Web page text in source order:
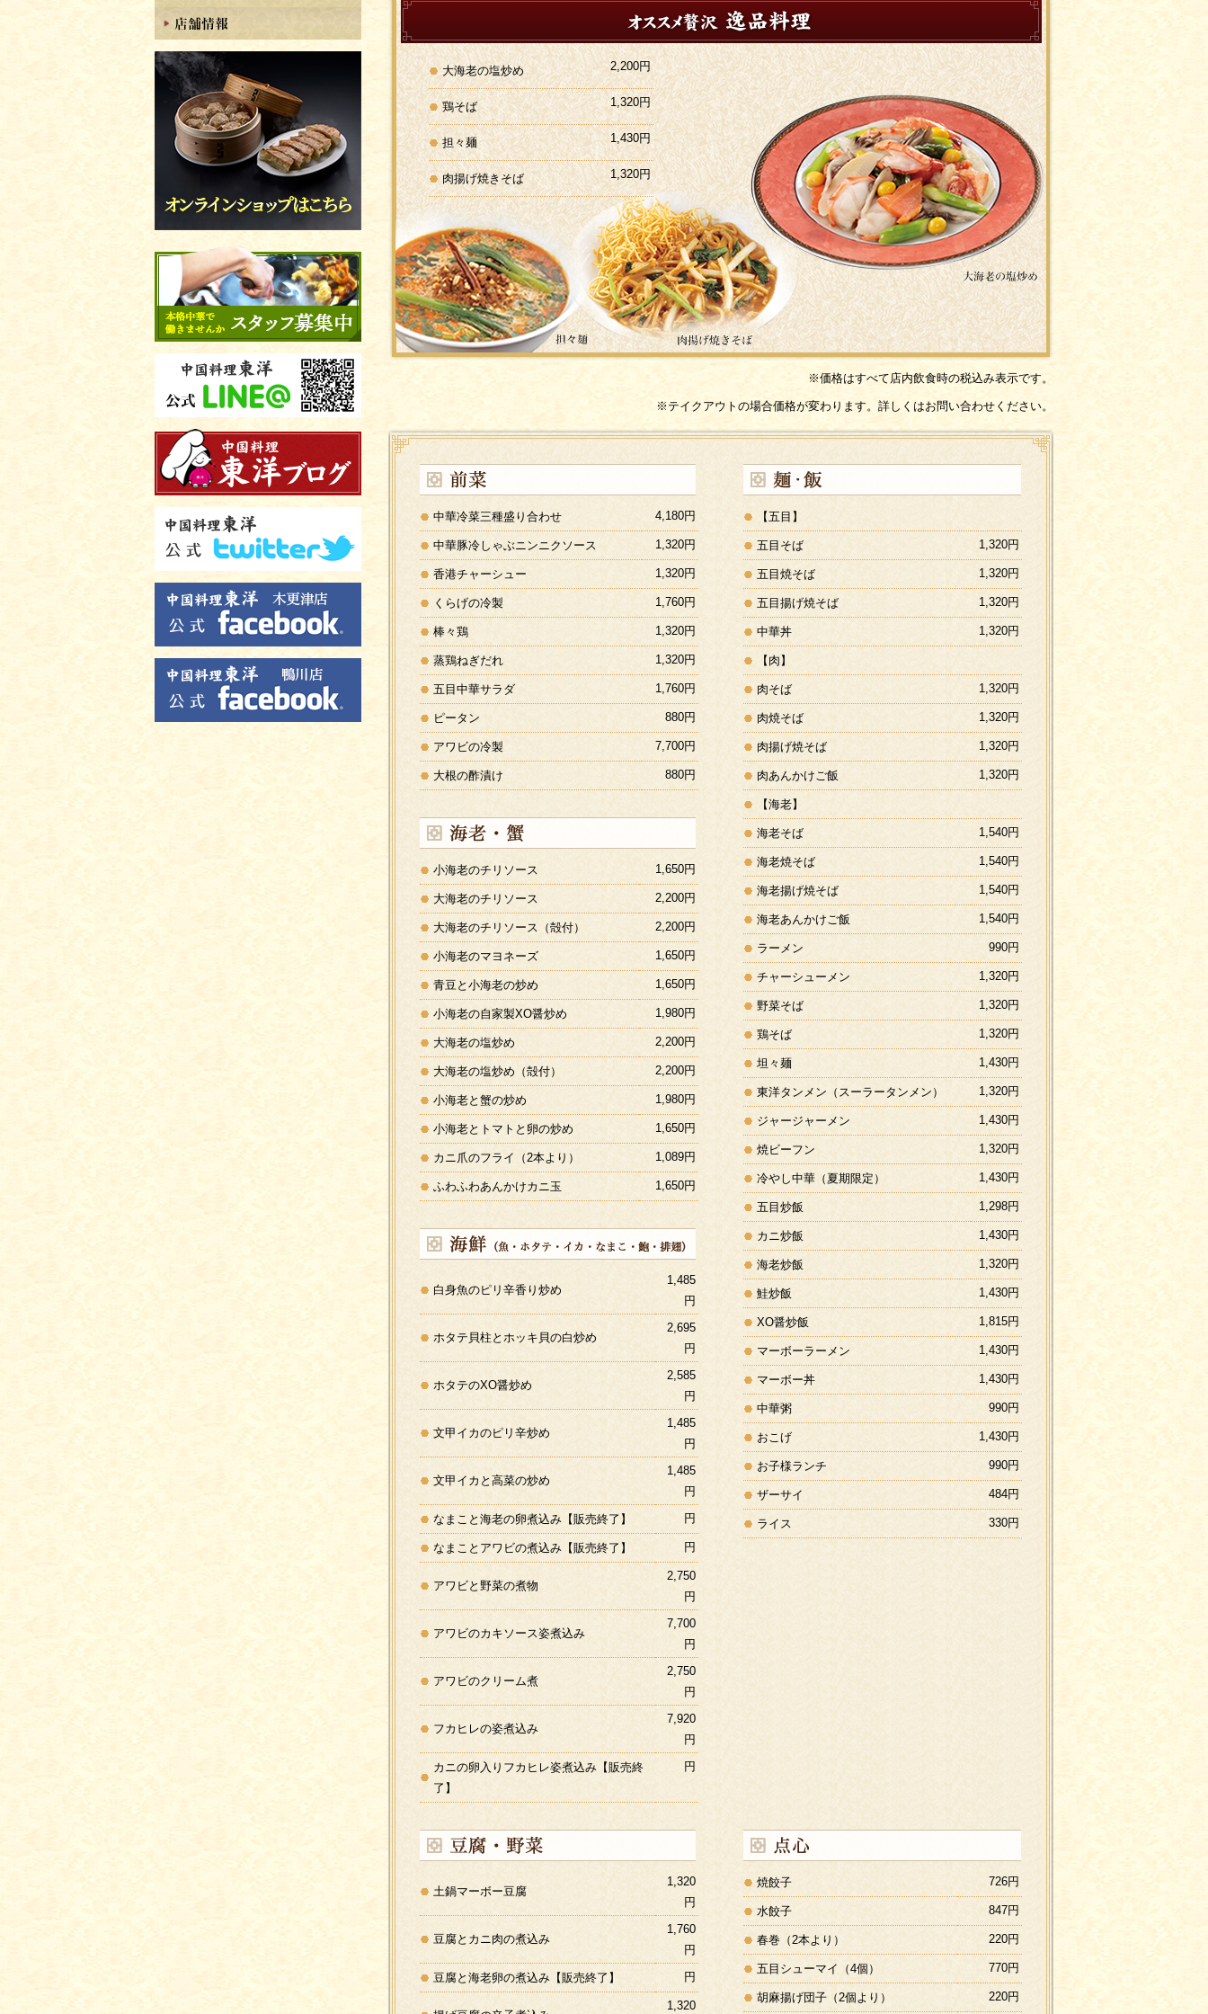
大海老の塩炒め 2,200円
鶏そば 1,320円
担々麺 1,430円
肉揚げ焼きそば 1,320円
※価格はすべて店内飲食時の税込み表示です。
※テイクアウトの場合価格が変わります。詳しくはお問い合わせください。
中華冷菜三種盛り合わせ 4,180円
中華豚冷しゃぶニンニクソース 1,320円
香港チャーシュー 1,320円
くらげの冷製 1,760円
棒々鶏 1,320円
蒸鶏ねぎだれ 1,320円
五目中華サラダ 1,760円
ピータン 880円
アワビの冷製 7,700円
大根の酢漬け 880円
小海老のチリソース 1,650円
大海老のチリソース 2,200円
大海老のチリソース（殻付） 2,200円
小海老のマヨネーズ 1,650円
青豆と小海老の炒め 1,650円
小海老の自家製XO醤炒め 1,980円
大海老の塩炒め 2,200円
大海老の塩炒め（殻付） 2,200円
小海老と蟹の炒め 1,980円
小海老とトマトと卵の炒め 1,650円
カニ爪のフライ（2本より） 1,089円
ふわふわあんかけカニ玉 1,650円
白身魚のピリ辛香り炒め
1,485
円
ホタテ貝柱とホッキ貝の白炒め
2,695
円
ホタテのXO醤炒め
2,585
円
文甲イカのピリ辛炒め
1,485
円
文甲イカと高菜の炒め
1,485
円
なまこと海老の卵煮込み【販売終了】 円
なまことアワビの煮込み【販売終了】 円
アワビと野菜の煮物
2,750
円
アワビのカキソース姿煮込み
7,700
円
アワビのクリーム煮
2,750
円
フカヒレの姿煮込み
7,920
円
カニの卵入りフカヒレ姿煮込み【販売終
了】
円
【五目】
五目そば 1,320円
五目焼そば 1,320円
五目揚げ焼そば 1,320円
中華丼 1,320円
【肉】
肉そば 1,320円
肉焼そば 1,320円
肉揚げ焼そば 1,320円
肉あんかけご飯 1,320円
【海老】
海老そば 1,540円
海老焼そば 1,540円
海老揚げ焼そば 1,540円
海老あんかけご飯 1,540円
ラーメン 990円
チャーシューメン 1,320円
野菜そば 1,320円
鶏そば 1,320円
坦々麺 1,430円
東洋タンメン（スーラータンメン） 1,320円
ジャージャーメン 1,430円
焼ビーフン 1,320円
冷やし中華（夏期限定） 1,430円
五目炒飯 1,298円
カニ炒飯 1,430円
海老炒飯 1,320円
鮭炒飯 1,430円
XO醤炒飯 1,815円
マーボーラーメン 1,430円
マーボー丼 1,430円
中華粥 990円
おこげ 1,430円
お子様ランチ 990円
ザーサイ 484円
ライス 330円
土鍋マーボー豆腐
1,320
円
豆腐とカニ肉の煮込み
1,760
円
豆腐と海老卵の煮込み【販売終了】 円
1,320
焼餃子 726円
水餃子 847円
春巻（2本より） 220円
五目シューマイ（4個） 770円
胡麻揚げ団子（2個より） 220円